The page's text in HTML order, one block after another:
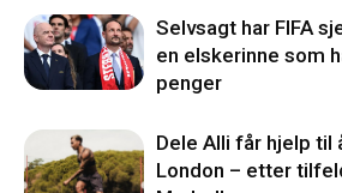
Selvsagt har FIFA
en elskerinne som
penger
Dele Alli får hjelp til
London – etter